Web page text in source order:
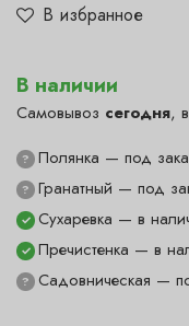
В избранное
В наличии
Самовывоз сегодня,
? Гранатный — под
? Полянка — под
✓ Пречистенка — в
? Садовническая —
✓ Сухаревка — в